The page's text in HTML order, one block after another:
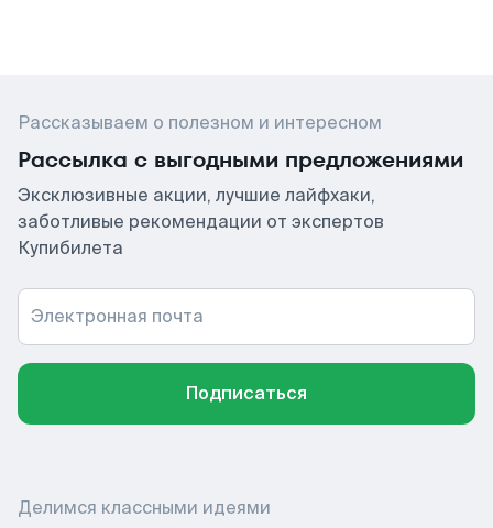
Рассказываем о полезном и интересном
Рассылка с выгодными предложениями
Эксклюзивные акции, лучшие лайфхаки,
заботливые рекомендации от экспертов
Купибилета
Электронная почта
Подписаться
Делимся классными идеями